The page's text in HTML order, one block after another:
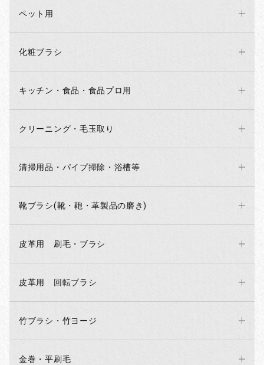
ペット用
化粧ブラシ
キッチン・食品・食品プロ用
クリーニング・毛玉取り
清掃用品・パイプ掃除・浴槽等
靴ブラシ(靴・鞄・革製品の磨き)
皮革用 刷毛・ブラシ
皮革用 回転ブラシ
竹ブラシ・竹ヨージ
金巻・平刷毛